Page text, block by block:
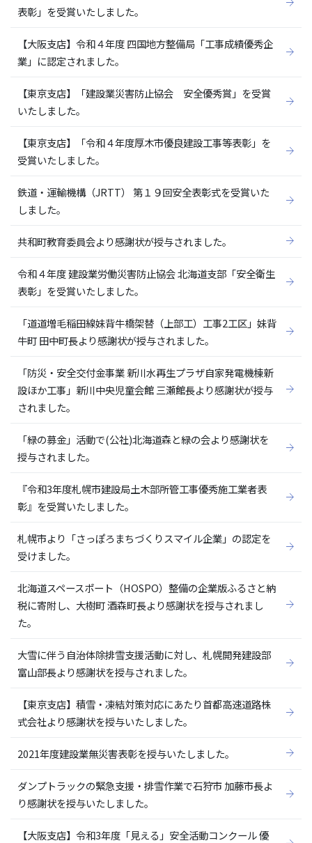
表彰」を受賞いたしました。
【大阪支店】令和４年度 四国地方整備局「工事成績優秀企
業」に認定されました。
【東京支店】「建設業災害防止協会 安全優秀賞」を受賞
いたしました。
【東京支店】「令和４年度厚木市優良建設工事等表彰」を
受賞いたしました。
鉄道・運輸機構（JRTT） 第１９回安全表彰式を受賞いた
しました。
共和町教育委員会より感謝状が授与されました。
令和４年度 建設業労働災害防止協会 北海道支部「安全衛生
表彰」を受賞いたしました。
「道道増毛稲田線妹背牛橋架替（上部工）工事2工区」妹背
牛町 田中町長より感謝状が授与されました。
「防災・安全交付金事業 新川水再生プラザ自家発電機棟新
設ほか工事」新川中央児童会館 三瀬館長より感謝状が授与
されました。
「緑の募金」活動で(公社)北海道森と緑の会より感謝状を
授与されました。
『令和3年度札幌市建設局土木部所管工事優秀施工業者表
彰』を受賞いたしました。
札幌市より「さっぽろまちづくりスマイル企業」の認定を
受けました。
北海道スペースポート（HOSPO）整備の企業版ふるさと納
税に寄附し、大樹町 酒森町長より感謝状を授与されまし
た。
大雪に伴う自治体除排雪支援活動に対し、札幌開発建設部
富山部長より感謝状を授与されました。
【東京支店】積雪・凍結対策対応にあたり首都高速道路株
式会社より感謝状を授与いたしました。
2021年度建設業無災害表彰を授与いたしました。
ダンプトラックの緊急支援・排雪作業で石狩市 加藤市長よ
り感謝状を授与いたしました。
【大阪支店】令和3年度「見える」安全活動コンクール 優